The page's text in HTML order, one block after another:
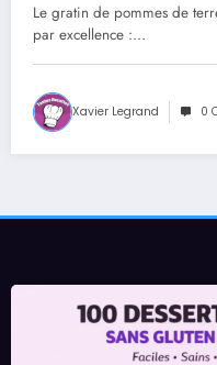
Le gratin de pommes de
par excellence :…
Xavier Legrand 0